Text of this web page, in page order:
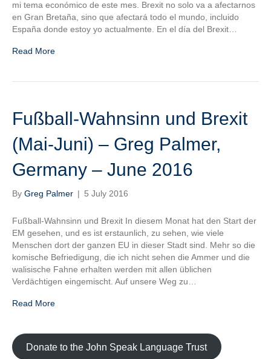
mi tema económico de este mes. Brexit no solo va a afectarnos
en Gran Bretaña, sino que afectará todo el mundo, incluido
España donde estoy yo actualmente. En el día del Brexit…
Read More
Fußball-Wahnsinn und Brexit
(Mai-Juni) – Greg Palmer,
Germany – June 2016
By Greg Palmer | 5 July 2016
Fußball-Wahnsinn und Brexit In diesem Monat hat den Start der
EM gesehen, und es ist erstaunlich, zu sehen, wie viele
Menschen dort der ganzen EU in dieser Stadt sind. Mehr so ​​die
komische Befriedigung, die ich nicht sehen die Ammer und die
walisische Fahne erhalten werden mit allen üblichen
Verdächtigen eingemischt. Auf unsere Weg zu…
Read More
Donate to the John Speak Language Trust